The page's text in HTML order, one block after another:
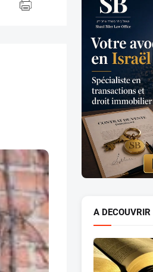
A DECOUVRIR